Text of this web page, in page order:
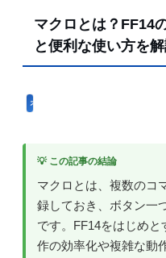
マクロとは？FF14
と便利な使い方を
オンラインゲーム用語
💡 この記事の結論
マクロとは、複数のコ
録しておき、ボタン一
です。FF14をはじめ
作の効率化や複雑な動